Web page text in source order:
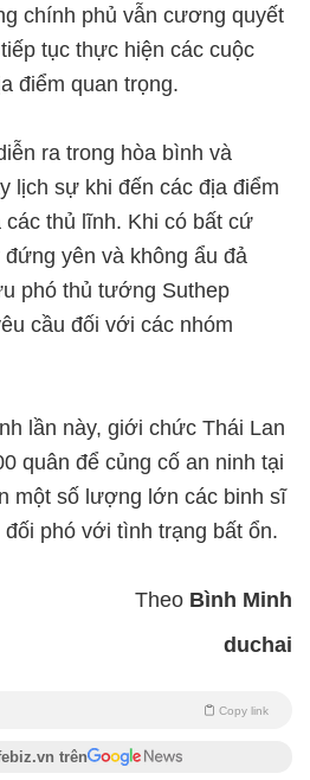
chính phủ vẫn cương quyết
tục thực hiện các cuộc
điểm quan trọng.
ra trong hòa bình và
lịch sự khi đến các địa điểm
thủ lĩnh. Khi có bất cứ
yên và không ẩu đả
phó thủ tướng Suthep
cầu đối với các nhóm
lần này, giới chức Thái Lan
quân để củng cố an ninh tại
một số lượng lớn các binh sĩ
phó với tình trạng bất ổn.
Theo Bình Minh
duchai
Copy link
trên